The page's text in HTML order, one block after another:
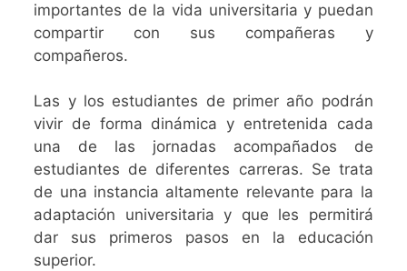
importantes de la vida universitaria y puedan
compartir con sus compañeras y
compañeros.
Las y los estudiantes de primer año podrán
vivir de forma dinámica y entretenida cada
una de las jornadas acompañados de
estudiantes de diferentes carreras. Se trata
de una instancia altamente relevante para la
adaptación universitaria y que les permitirá
dar sus primeros pasos en la educación
superior.